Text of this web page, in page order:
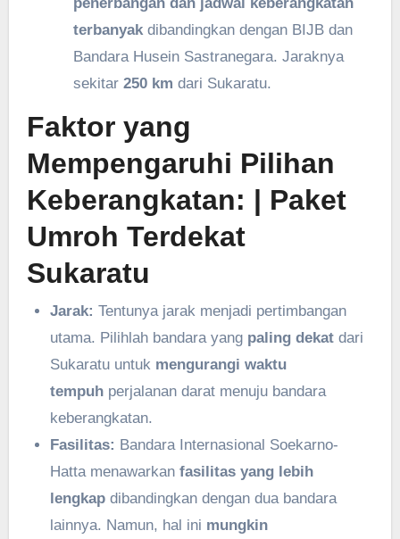
terbanyakdibandingkan dengan BIJB dan
Bandara Husein Sastranegara. Jaraknya
sekitar 250 km dari Sukaratu.
Faktor yang
Mempengaruhi Pilihan
Keberangkatan: | Paket
Umroh Terdekat
Sukaratu
Jarak: Tentunya jarak menjadi pertimbangan
utama. Pilihlah bandara yang paling dekatdari
Sukaratu untuk mengurangi waktu
tempuhperjalanan darat menuju bandara
keberangkatan.
Fasilitas: Bandara Internasional Soekarno-
Hatta menawarkan fasilitas yang lebih
lengkapdibandingkan dengan dua bandara
lainnya. Namun, hal ini mungkin